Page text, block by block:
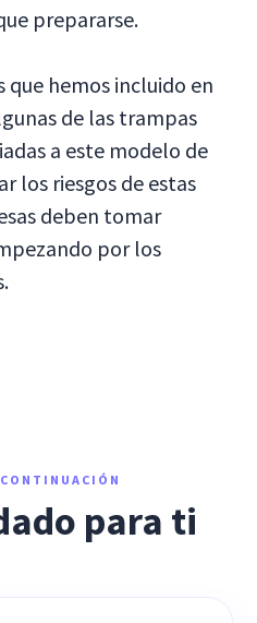
prepararse.
que hemos incluido en
de las trampas
a este modelo de
los riesgos de estas
deben tomar
por los
para ti